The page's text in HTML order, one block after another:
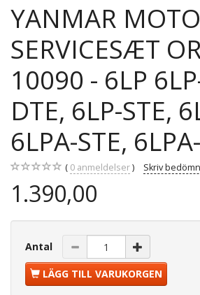
YANMAR
SERVICESÆT
10090 - 6LP
DTE, 6LP-STE,
6LPA-STE,
0 anmeldelser Skriv
1.390,00
Antal
LÄGG TILL VARUKORGEN